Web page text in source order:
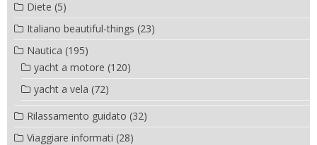
Diete (5)
Italiano beautiful-things (23)
Nautica (195)
yacht a motore (120)
yacht a vela (72)
Rilassamento guidato (32)
Viaggiare informati (28)